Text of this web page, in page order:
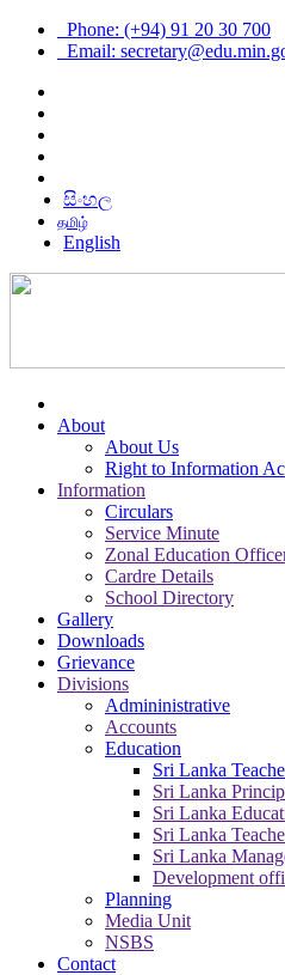
Phone: (+94) 91 20 30 700
Email:
සිංහල
தமிழ்
English
About
About Us
Right to Information
Information
Circulars
Service Minute
Zonal Education
Cardre Details
School Directory
Gallery
Downloads
Grievance
Divisions
Admininistrative
Accounts
Education
Sri Lanka
Sri Lanka
Sri Lanka
Sri Lanka
Sri Lanka
Development
Planning
Media Unit
NSBS
Contact